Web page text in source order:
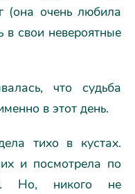
(она очень любила
в свои невероятные
что судьба
в этот день.
тихо в кустах.
и посмотрела по
Но, никого не